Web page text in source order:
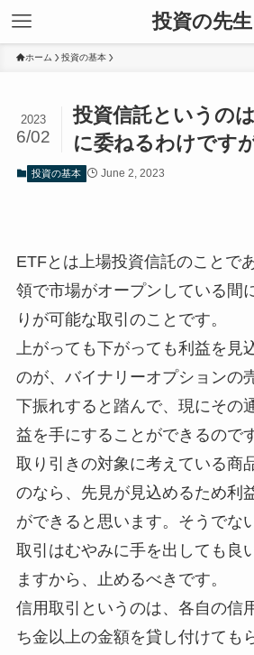
投資の先生
ホーム 投資の基本
投資信託というの
に委ねるわけです
2023
6/02
投資の基本 June 2, 2023
ETFとは上場投資信託のことで
領で市場がオープンしている間
りが可能な取引のことです。
上がっても下がっても利益を見
のが、バイナリーオプションの
下振れすると踏んで、現にその
益を手にすることができるのです
取り引きの対象に考えている商
のなら、先見が見込めるため利
ができると思います。そうでな
取引はむやみに手を出しても良
ますから、止めるべきです。
信用取引というのは、各自の信
ち金以上の金額を貸し付けても